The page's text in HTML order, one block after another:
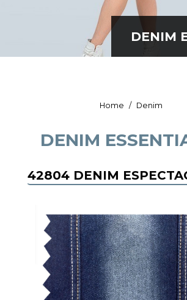
DENIM
You are here:
Home Denim
DENIM
42804 DENIM
Datos personales:
He leído y acepto laPolítica de